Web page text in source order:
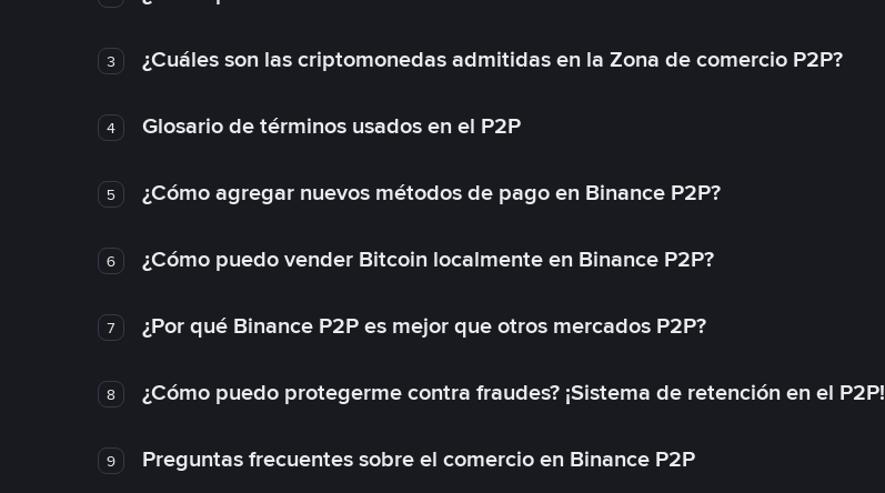
3 ¿Cuáles son las criptomonedas admitidas en la Zona de comercio P2P?
4 Glosario de términos usados en el P2P
5 ¿Cómo agregar nuevos métodos de pago en Binance P2P?
6 ¿Cómo puedo vender Bitcoin localmente en Binance P2P?
7 ¿Por qué Binance P2P es mejor que otros mercados P2P?
8 ¿Cómo puedo protegerme contra fraudes? ¡Sistema de retención en el P2P!
9 Preguntas frecuentes sobre el comercio en Binance P2P